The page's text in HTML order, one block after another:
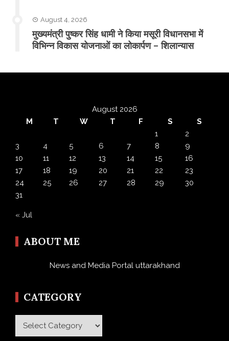
August 4, 2026
मुख्यमंत्री पुष्कर सिंह धामी ने किया मसूरी विधानसभा में
विभिन्न विकास योजनाओं का लोकार्पण – शिलान्यास
August 2026
M
T W T F S
S
1
2
3
4 5 6 7 8
9
10
11 12 13 14 15
16
17
18 19 20 21 22
23
24
25 26 27 28 29
30
31
« Jul
ABOUT ME
News and Media Portal uttarakhand
CATEGORY
Category